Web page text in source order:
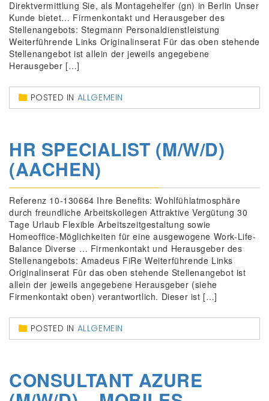
Direktvermittlung Sie, als Montagehelfer (gn) in Berlin Unser
Kunde bietet… Firmenkontakt und Herausgeber des
Stellenangebots: Stegmann Personaldienstleistung
Weiterführende Links Originalinserat Für das oben stehende
Stellenangebot ist allein der jeweils angegebene
Herausgeber […]
POSTED IN ALLGEMEIN
HR SPECIALIST (M/W/D)
(AACHEN)
Referenz 10-130664 Ihre Benefits: Wohlfühlatmosphäre
durch freundliche Arbeitskollegen Attraktive Vergütung 30
Tage Urlaub Flexible Arbeitszeitgestaltung sowie
Homeoffice-Möglichkeiten für eine ausgewogene Work-Life-
Balance Diverse … Firmenkontakt und Herausgeber des
Stellenangebots: Amadeus FiRe Weiterführende Links
Originalinserat Für das oben stehende Stellenangebot ist
allein der jeweils angegebene Herausgeber (siehe
Firmenkontakt oben) verantwortlich. Dieser ist […]
POSTED IN ALLGEMEIN
CONSULTANT AZURE